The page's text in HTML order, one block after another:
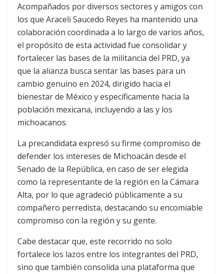
Acompañados por diversos sectores y amigos con
los que Araceli Saucedo Reyes ha mantenido una
colaboración coordinada a lo largo de varios años,
el propósito de esta actividad fue consolidar y
fortalecer las bases de la militancia del PRD, ya
que la alianza busca sentar las bases para un
cambio genuino en 2024, dirigido hacia el
bienestar de México y específicamente hacia la
población mexicana, incluyendo a las y los
michoacanos.
La precandidata expresó su firme compromiso de
defender los intereses de Michoacán desde el
Senado de la República, en caso de ser elegida
como la representante de la región en la Cámara
Alta, por lo que agradeció públicamente a su
compañero perredista, destacando su encomiable
compromiso con la región y su gente.
Cabe destacar que, este recorrido no solo
fortalece los lazos entre los integrantes del PRD,
sino que también consolida una plataforma que